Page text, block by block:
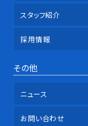
スタッフ紹介
採用情報
その他
ニュース
お問い合わせ